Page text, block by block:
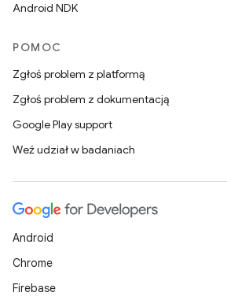
Android NDK
POMOC
Zgłoś problem z platformą
Zgłoś problem z dokumentacją
Google Play support
Weź udział w badaniach
Android
Chrome
Firebase